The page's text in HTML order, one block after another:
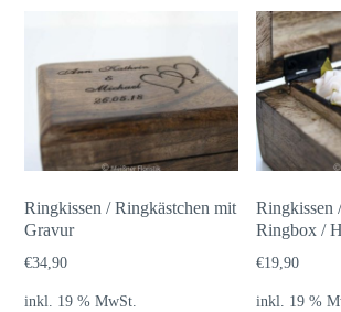
Ringkissen / Ringkästchen mit
Gravur
€34,90
inkl. 19 % MwSt.
Ringkissen
Ringbox /
€19,90
inkl. 19 %